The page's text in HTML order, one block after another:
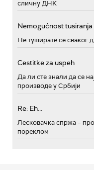
сличну ДНК
Nemogućnost tusiranja
Не туширате се сваког
Cestitke za uspeh
Да ли сте знали да се
производе у Србији
Re: Eh...
Лесковачка спржа –
пореклом